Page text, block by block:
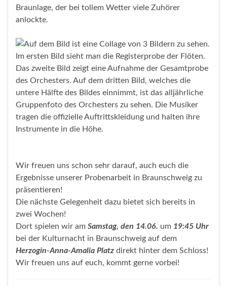
Braunlage, der bei tollem Wetter viele Zuhörer
anlockte.
Wir freuen uns schon sehr darauf, auch euch die
Ergebnisse unserer Probenarbeit in Braunschweig zu
präsentieren!
Die nächste Gelegenheit dazu bietet sich bereits in
zwei Wochen!
Dort spielen wir am Samstag, den 14.06. um 19:45 Uhr
bei der Kulturnacht in Braunschweig auf dem
Herzogin-Anna-Amalia Platz direkt hinter dem Schloss!
Wir freuen uns auf euch, kommt gerne vorbei!